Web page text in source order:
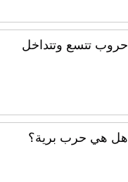
حروب تتسع وتتداخل
هل هي حرب برية؟